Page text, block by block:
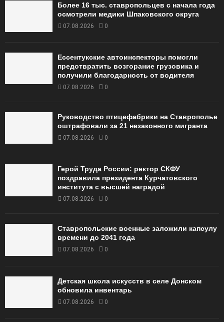
Более 16 тыс. ставропольцев с начала года
осмотрели медики Шпаковского округа
07.08.2026 0
Ессентукские автоинспекторы помогли
предотвратить возгорание грузовика и
получили благодарность от водителя
07.08.2026 0
Руководство птицефабрики на Ставрополье
оштрафовали за 21 незаконного мигранта
07.08.2026 0
Герой Труда России: ректор СКФУ
поздравила президента Курчатовского
института с высшей наградой
07.08.2026 0
Ставропольские военные заложили капсулу
времени до 2041 года
07.08.2026 0
Детская школа искусств в селе Донском
обновила инвентарь
07.08.2026 0